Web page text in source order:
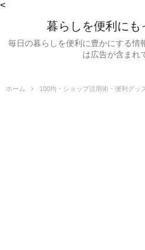
<
暮らしを便利にも
毎日の暮らしを便利に豊かにする
は広告が含まれ
ホーム 100均・ショップ活用術・便利グッ